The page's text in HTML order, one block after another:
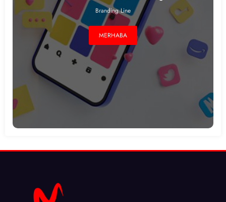
Branding Line
MERHABA